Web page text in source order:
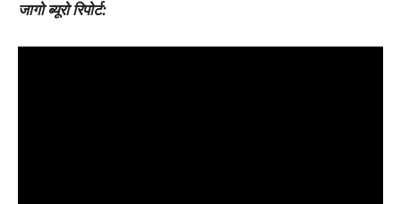
जागो ब्यूरो रिपोर्ट: